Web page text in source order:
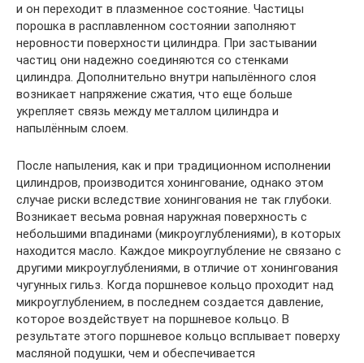
и он переходит в плазменное состояние. Частицы
порошка в расплавленном состоянии заполняют
неровности поверхности цилиндра. При застывании
частиц они надежно соединяются со стенками
цилиндра. Дополнительно внутри напылённого слоя
возникает напряжение сжатия, что еще больше
укрепляет связь между металлом цилиндра и
напылённым слоем.
После напыления, как и при традиционном исполнении
цилиндров, производится хонингование, однако этом
случае риски вследствие хонингования не так глубоки.
Возникает весьма ровная наружная поверхность с
небольшими впадинами (микроуглублениями), в которых
находится масло. Каждое микроуглубление не связано с
другими микроуглублениями, в отличие от хонингования
чугунных гильз. Когда поршневое кольцо проходит над
микроуглублением, в последнем создается давление,
которое воздействует на поршневое кольцо. В
результате этого поршневое кольцо всплывает поверху
масляной подушки, чем и обеспечивается